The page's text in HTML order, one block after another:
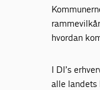
hvordan
I DI’s
alle landets